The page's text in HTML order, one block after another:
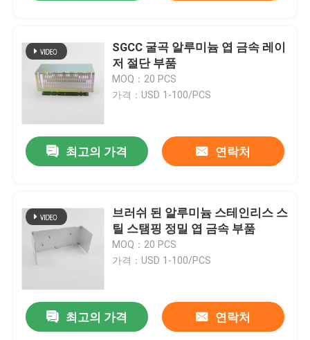
SGCC 굴곡 알루미늄 엽 금속 레이
저 절단 부품
MOQ：20 PCS
가격：USD 1-100/PCS
최고의 가격 연락처
브러쉬 된 알루미늄 스테인리스 스
틸 스탬핑 정밀 엽 금속 부품
MOQ：20 PCS
가격：USD 1-100/PCS
최고의 가격 연락처